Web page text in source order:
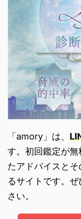
「amory」は、
す。初回鑑定が
たアドバイスと
るサイトです。
さい。